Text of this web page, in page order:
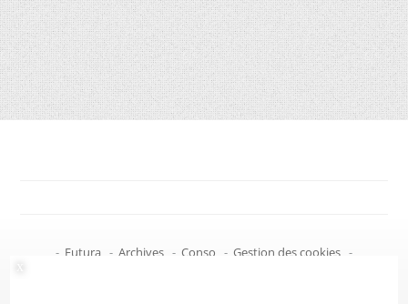
- Futura - Archives - Conso - Gestion des cookies -